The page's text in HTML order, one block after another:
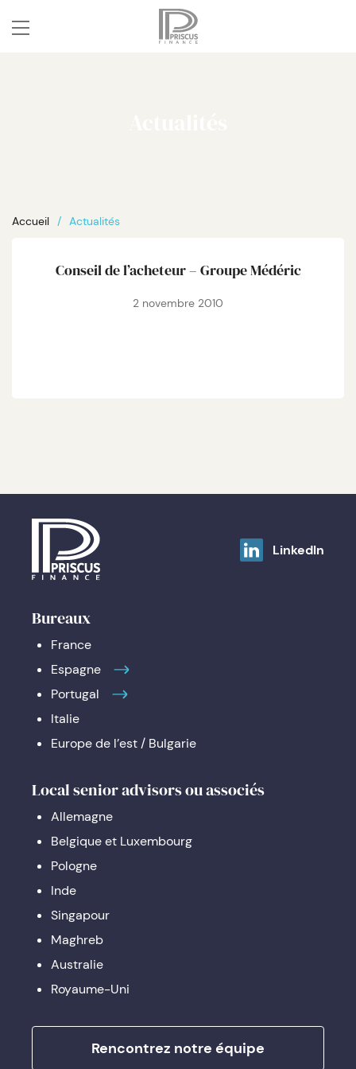
Accueil Actualités
Conseil de l’acheteur – Groupe Médéric
2 novembre 2010
LinkedIn
Bureaux
France
Espagne
Portugal
Italie
Europe de l’est / Bulgarie
Local senior advisors ou associés
Allemagne
Belgique et Luxembourg
Pologne
Inde
Singapour
Maghreb
Australie
Royaume-Uni
Rencontrez notre équipe